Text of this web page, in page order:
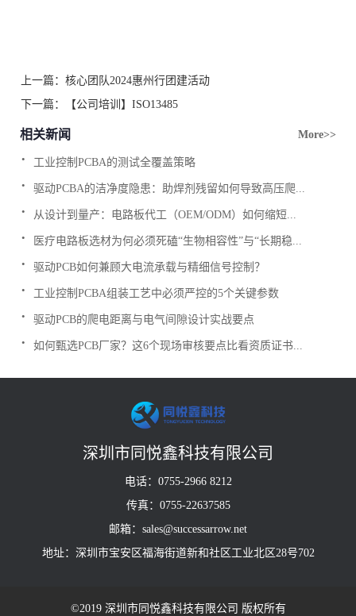
上一篇：核心团队2024惠州行团建活动
下一篇：
【公司培训】ISO13485
相关新闻 More>>
工业控制PCBA的测试全覆盖策略
.
驱动PCBA的洁净度隐患：助焊剂残留如何导致高压爬...
.
从设计到量产：电路板代工（OEM/ODM）如何缩短...
.
医疗电路板选材为何必须死磕“生物相容性”与“长期稳...
.
驱动PCB如何兼顾大电流承载与精细信号控制？
.
工业控制PCBA组装工艺中必须严控的5个关键参数
.
驱动PCB的爬电距离与电气间隙设计实战要点
.
如何甄选PCB厂家？这6个现场审核要点比看资质证书...
.
深圳市同悦鑫科技有限公司
电话：0755-2966 8212
传真：0755-22637585
邮箱：sales@successarrow.net
地址：深圳市宝安区福海街道新和社区工业北区28号702
©2019 深圳市同悦鑫科技有限公司 版权所有